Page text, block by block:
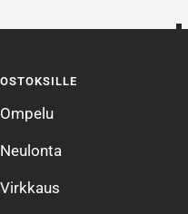
OSTOKSILLE
Ompelu
Neulonta
Virkkaus